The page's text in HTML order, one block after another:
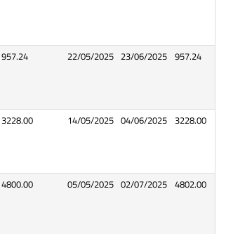
957.24 22/05/2025 23/06/2025 957.24
3228.00 14/05/2025 04/06/2025 3228.00
4800.00 05/05/2025 02/07/2025 4802.00